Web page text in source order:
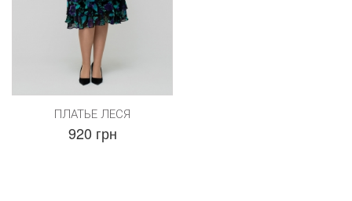
ПЛАТЬЕ ЛЕСЯ
920 грн